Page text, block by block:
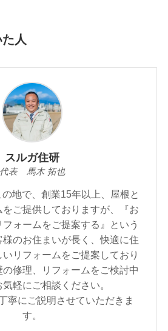
人
スルガ住研
代表 馬木 拓也
地で、創業15年以上、屋根と
ご提供しておりますが、『お
ォームをご提案する』という
のお住まいが⾧く、快適に住
リフォームをご提案しており
の修理、リフォームをご検討中
軽にご相談ください。
寧にご説明させていただきま
す。